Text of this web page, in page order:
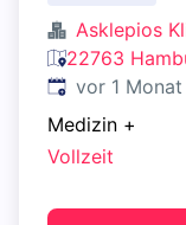
Asklepios
22763
Veröffentlicht:
vor 1 Monat
Medizin +
Vollzeit